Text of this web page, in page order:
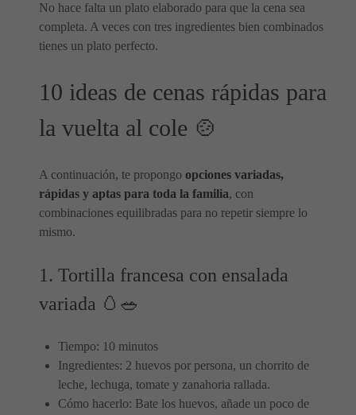
No hace falta un plato elaborado para que la cena sea
completa. A veces con tres ingredientes bien combinados
tienes un plato perfecto.
10 ideas de cenas rápidas para
la vuelta al cole 🍲
A continuación, te propongo opciones variadas,
rápidas y aptas para toda la familia, con
combinaciones equilibradas para no repetir siempre lo
mismo.
1. Tortilla francesa con ensalada
variada 🥚🥗
Tiempo: 10 minutos
Ingredientes: 2 huevos por persona, un chorrito de
leche, lechuga, tomate y zanahoria rallada.
Cómo hacerlo: Bate los huevos, añade un poco de